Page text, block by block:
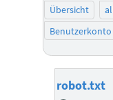
Übersicht
robot.txt